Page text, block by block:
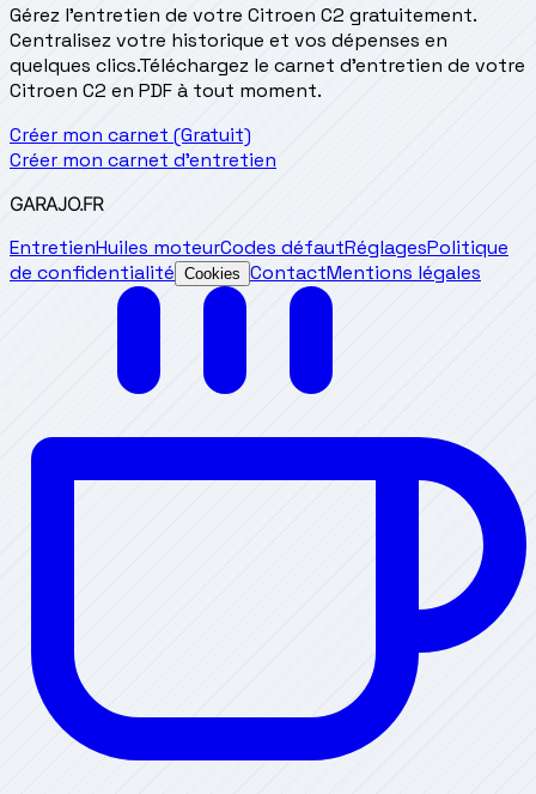
Gérez l'entretien de votre Citroen C2 gratuitement.
Centralisez votre historique et vos dépenses en
quelques clics.Téléchargez le carnet d'entretien de votre
Citroen C2 en PDF à tout moment.
Créer mon carnet (Gratuit)
Créer mon carnet d'entretien
GARAJO.FR
EntretienHuiles moteurCodes défautRéglagesPolitique
de confidentialité Cookies ContactMentions légales